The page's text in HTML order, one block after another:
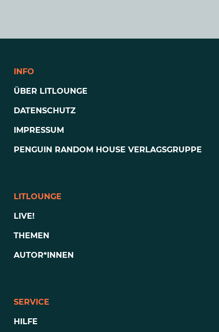
INFO
ÜBER LITLOUNGE
DATENSCHUTZ
IMPRESSUM
PENGUIN RANDOM HOUSE VERLAGSGRUPPE
LITLOUNGE
LIVE!
THEMEN
AUTOR*INNEN
SERVICE
HILFE